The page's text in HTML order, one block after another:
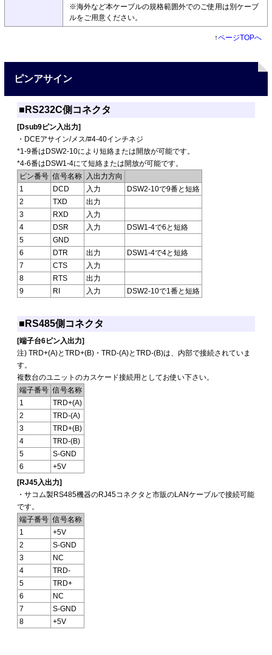
※海外など本ケーブルの規格範囲外でのご使用は別ケーブ
ルをご用意ください。
↑ページTOPへ
ピンアサイン
■RS232C側コネクタ
[Dsub9ピン入出力]
・DCEアサイン/メス/#4-40インチネジ
*1-9番はDSW2-10により短絡または開放が可能です。
*4-6番はDSW1-4にて短絡または開放が可能です。
ピン番号 信号名称
入出力方向
1
DCD 入力
DSW2-10で9番と短絡
2
TXD
出力
3
RXD
入力
4
DSR 入力
DSW1-4で6と短絡
5
GND
6
DTR 出力
DSW1-4で4と短絡
7
CTS
入力
8
RTS
出力
9
RI 入力 DSW2-10で1番と短絡
■RS485側コネクタ
[端子台6ピン入出力]
注) TRD+(A)とTRD+(B)・TRD-(A)とTRD-(B)は、内部で接続されていま
す。
複数台のユニットのカスケード接続用としてお使い下さい。
端子番号 信号名称
1
TRD+(A)
2
TRD-(A)
3
TRD+(B)
4
TRD-(B)
5
S-GND
6
+5V
[RJ45入出力]
・サコム製RS485機器のRJ45コネクタと市販のLANケーブルで接続可能
です。
端子番号 信号名称
1
+5V
2
S-GND
3
NC
4
TRD-
5
TRD+
6
NC
7
S-GND
8
+5V